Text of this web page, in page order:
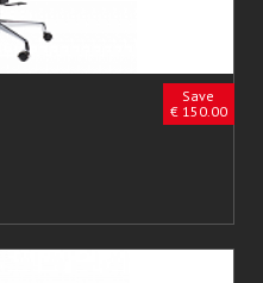
Save
€ 150.00